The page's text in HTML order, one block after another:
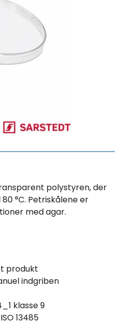
polystyren, der
°C. Petriskålene er
med agar.
produkt
indgriben
klasse 9
13485